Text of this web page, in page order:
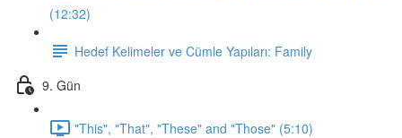
(12:32)
Hedef Kelimeler ve Cümle Yapıları: Family
9. Gün
"This", "That", "These" and "Those" (5:10)